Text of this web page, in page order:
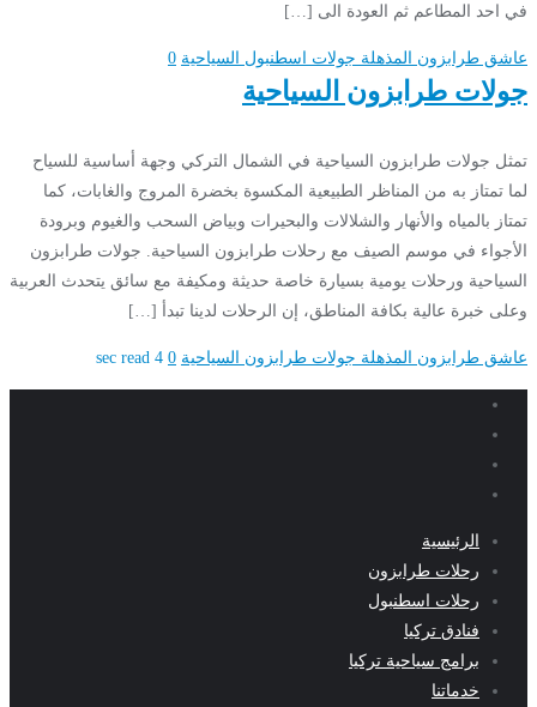
في احد المطاعم ثم العودة الى […]
عاشق طرابزون المذهلة جولات اسطنبول السياحية 0
جولات طرابزون السياحية
تمثل جولات طرابزون السياحية في الشمال التركي وجهة أساسية للسياح
لما تمتاز به من المناظر الطبيعية المكسوة بخضرة المروج والغابات، كما
تمتاز بالمياه والأنهار والشلالات والبحيرات وبياض السحب والغيوم وبرودة
الأجواء في موسم الصيف مع رحلات طرابزون السياحية. جولات طرابزون
السياحية ورحلات يومية بسيارة خاصة حديثة ومكيفة مع سائق يتحدث العربية
وعلى خبرة عالية بكافة المناطق، إن الرحلات لدينا تبدأ […]
عاشق طرابزون المذهلة جولات طرابزون السياحية 0
4 sec read
الرئيسية
رحلات طرابزون
رحلات اسطنبول
فنادق تركيا
برامج سياحية تركيا
خدماتنا